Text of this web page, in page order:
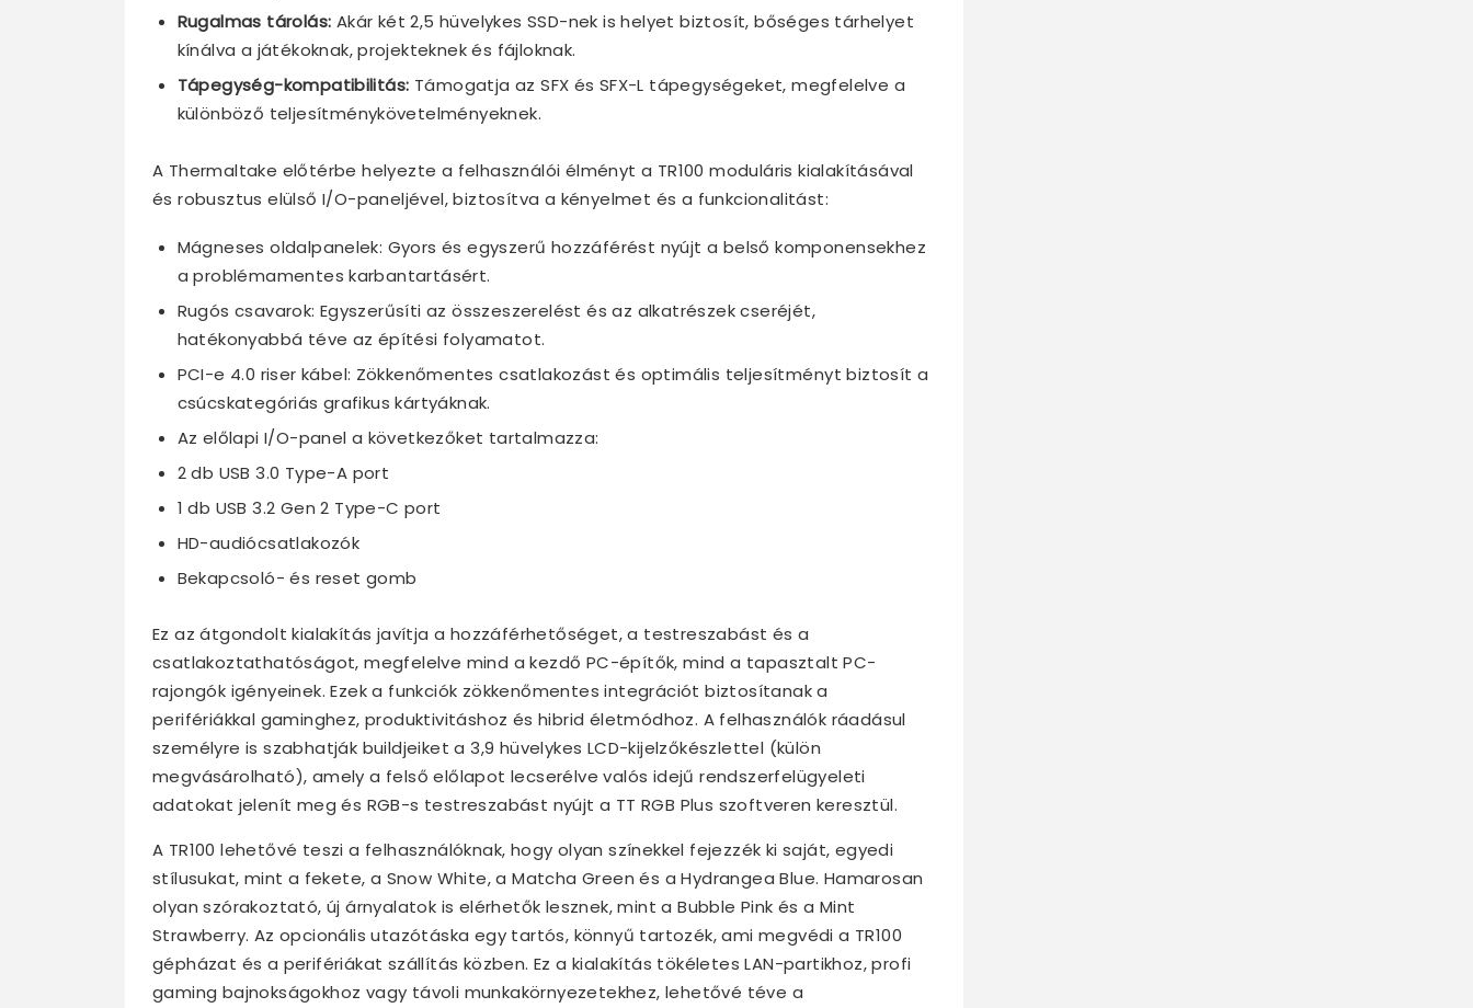
Rugalmas tárolás: Akár két 2,5 hüvelykes SSD-nek is helyet biztosít, bőséges tárhelyet
kínálva a játékoknak, projekteknek és fájloknak.
Tápegység-kompatibilitás: Támogatja az SFX és SFX-L tápegységeket, megfelelve a
különböző teljesítménykövetelményeknek.
A Thermaltake előtérbe helyezte a felhasználói élményt a TR100 moduláris kialakításával
és robusztus elülső I/O-paneljével, biztosítva a kényelmet és a funkcionalitást:
Mágneses oldalpanelek: Gyors és egyszerű hozzáférést nyújt a belső komponensekhez
a problémamentes karbantartásért.
Rugós csavarok: Egyszerűsíti az összeszerelést és az alkatrészek cseréjét,
hatékonyabbá téve az építési folyamatot.
PCI-e 4.0 riser kábel: Zökkenőmentes csatlakozást és optimális teljesítményt biztosít a
csúcskategóriás grafikus kártyáknak.
Az előlapi I/O-panel a következőket tartalmazza:
2 db USB 3.0 Type-A port
1 db USB 3.2 Gen 2 Type-C port
HD-audiócsatlakozók
Bekapcsoló- és reset gomb
Ez az átgondolt kialakítás javítja a hozzáférhetőséget, a testreszabást és a
csatlakoztathatóságot, megfelelve mind a kezdő PC-építők, mind a tapasztalt PC-
rajongók igényeinek. Ezek a funkciók zökkenőmentes integrációt biztosítanak a
perifériákkal gaminghez, produktivitáshoz és hibrid életmódhoz. A felhasználók ráadásul
személyre is szabhatják buildjeiket a 3,9 hüvelykes LCD-kijelzőkészlettel (külön
megvásárolható), amely a felső előlapot lecserélve valós idejű rendszerfelügyeleti
adatokat jelenít meg és RGB-s testreszabást nyújt a TT RGB Plus szoftveren keresztül.
A TR100 lehetővé teszi a felhasználóknak, hogy olyan színekkel fejezzék ki saját, egyedi
stílusukat, mint a fekete, a Snow White, a Matcha Green és a Hydrangea Blue. Hamarosan
olyan szórakoztató, új árnyalatok is elérhetők lesznek, mint a Bubble Pink és a Mint
Strawberry. Az opcionális utazótáska egy tartós, könnyű tartozék, ami megvédi a TR100
gépházat és a perifériákat szállítás közben. Ez a kialakítás tökéletes LAN-partikhoz, profi
gaming bajnokságokhoz vagy távoli munkakörnyezetekhez, lehetővé téve a